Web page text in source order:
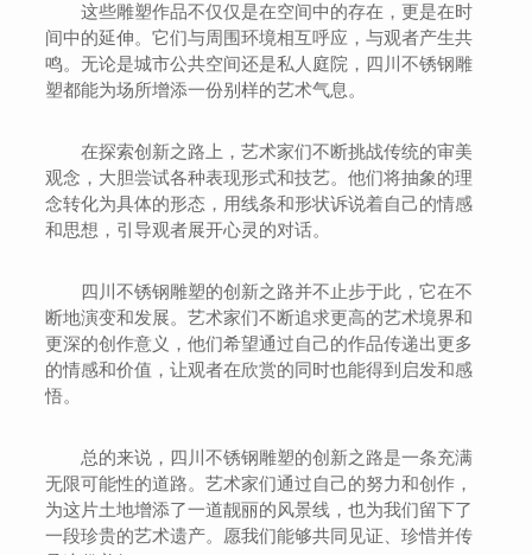
这些雕塑作品不仅仅是在空间中的存在，更是在时
间中的延伸。它们与周围环境相互呼应，与观者产生共
鸣。无论是城市公共空间还是私人庭院，四川不锈钢雕
塑都能为场所增添一份别样的艺术气息。
在探索创新之路上，艺术家们不断挑战传统的审美
观念，大胆尝试各种表现形式和技艺。他们将抽象的理
念转化为具体的形态，用线条和形状诉说着自己的情感
和思想，引导观者展开心灵的对话。
四川不锈钢雕塑的创新之路并不止步于此，它在不
断地演变和发展。艺术家们不断追求更高的艺术境界和
更深的创作意义，他们希望通过自己的作品传递出更多
的情感和价值，让观者在欣赏的同时也能得到启发和感
悟。
总的来说，四川不锈钢雕塑的创新之路是一条充满
无限可能性的道路。艺术家们通过自己的努力和创作，
为这片土地增添了一道靓丽的风景线，也为我们留下了
一段珍贵的艺术遗产。愿我们能够共同见证、珍惜并传